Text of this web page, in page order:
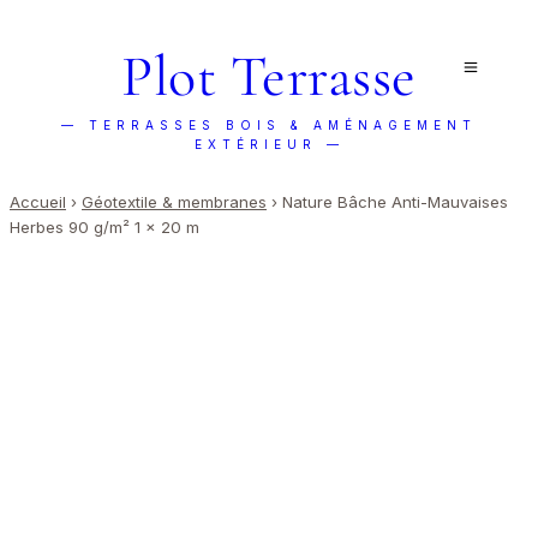
Plot Terrasse
— TERRASSES BOIS & AMÉNAGEMENT
EXTÉRIEUR —
Accueil › Géotextile & membranes › Nature Bâche Anti-Mauvaises
Herbes 90 g/m² 1 x 20 m